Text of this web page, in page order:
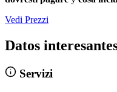
Vedi Prezzi
Datos
Servizi